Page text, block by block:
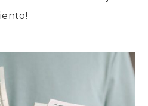
AIRBNB: